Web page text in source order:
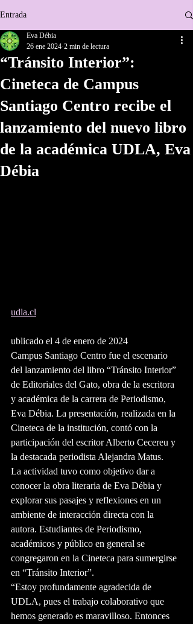
Entrada
“Tránsito Interior”:
Cineteca de Campus
Santiago Centro recibe el
lanzamiento del nuevo libro
de la académica UDLA, Eva
Débia
Eva Débia
26 ene 2024 2 min de lectura
udla.cl
ublicado el 4 de enero de 2024
Campus Santiago Centro fue el escenario
del lanzamiento del libro “Tránsito Interior”
de Editoriales del Gato, obra de la escritora
y académica de la carrera de Periodismo,
Eva Débia. La presentación, realizada en la
Cineteca de la institución, contó con la
participación del escritor Alberto Cecereu y
la destacada periodista Alejandra Matus.
La actividad tuvo como objetivo dar a
conocer la obra literaria de Eva Débia y
explorar sus pasajes y reflexiones en un
ambiente de interacción directa con la
autora. Estudiantes de Periodismo,
académicos y público en general se
congregaron en la Cineteca para sumergirse
en “Tránsito Interior”.
“Estoy profundamente agradecida de
UDLA, pues el trabajo colaborativo que
hemos generado es maravilloso. Entonces